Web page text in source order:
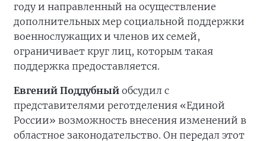
году и направленный на осуществление
дополнительных мер социальной поддержки
военнослужащих и членов их семей,
ограничивает круг лиц, которым такая
поддержка предоставляется.
Евгений Поддубный обсудил с
представителями реготделения «Единой
России» возможность внесения изменений в
областное законодательство. Он передал этот